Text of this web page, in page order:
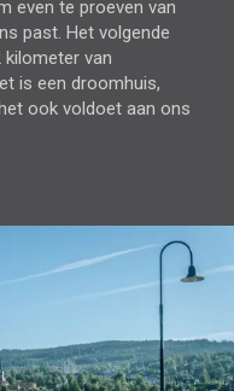
even te proeven van
past. Het volgende
van
is een droomhuis,
ook voldoet aan ons